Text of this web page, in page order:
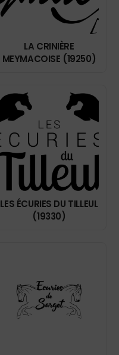
LA CRINIÈRE
MEYMACOISE (19250)
LES ÉCURIES DU TILLEUL
(19330)